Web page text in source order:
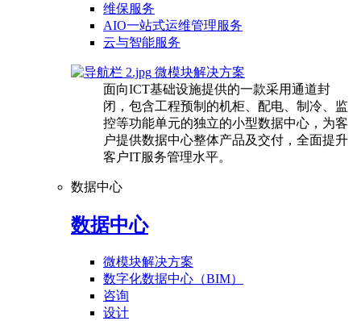
维保服务
AIO一站式运维管理服务
云与智能服务
微模块解决方案
面向ICT基础设施提供的一款采用通道封
闭，包含工程预制的机柜、配电、制冷、监
控等功能单元的独立的小型数据中心，为客
户提供数据中心整体产品及交付，全面提升
客户IT服务管理水平。
数据中心
数据中心
微模块解决方案
数字化数据中心（BIM）
咨询
设计